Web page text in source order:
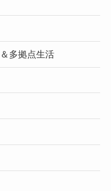
多拠点生活